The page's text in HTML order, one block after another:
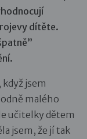
dítěte.
jsem
malého
učitelky dětem
jsem, že jí tak